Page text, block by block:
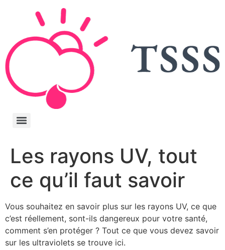
Les rayons UV, tout
ce qu’il faut savoir
Vous souhaitez en savoir plus sur les rayons UV, ce que
c’est réellement, sont-ils dangereux pour votre santé,
comment s’en protéger ? Tout ce que vous devez savoir
sur les ultraviolets se trouve ici.